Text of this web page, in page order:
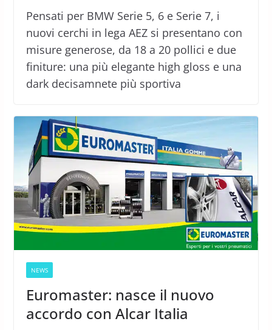
Pensati per BMW Serie 5, 6 e Serie 7, i
nuovi cerchi in lega AEZ si presentano con
misure generose, da 18 a 20 pollici e due
finiture: una più elegante high gloss e una
dark decisamnete più sportiva
NEWS
Euromaster: nasce il nuovo
accordo con Alcar Italia